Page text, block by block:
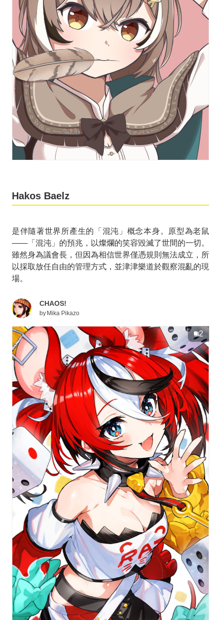
Hakos Baelz
是伴隨著世界所產生的「混沌」概念本身。原型為老鼠
——「混沌」的預兆，以燦爛的笑容毀滅了世間的一切。
雖然身為議會長，但因為相信世界僅憑規則無法成立，所
以採取放任自由的管理方式，並津津樂道於觀察混亂的現
場。
CHAOS!
by Mika Pikazo
2